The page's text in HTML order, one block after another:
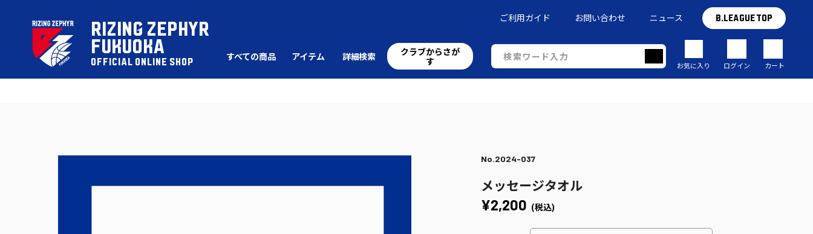
RIZING ZEPHYR
FUKUOKA
OFFICIAL ONLINE SHOP すべての商品 アイテム 詳細検索
クラブからさが
す
ご利用ガイド お問い合わせ ニュース B.LEAGUE TOP
お気に入り ログイン カート
No.2024-037
メッセージタオル
¥2,200 (税込)